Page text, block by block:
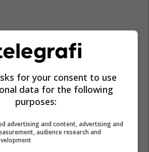
for your consent to use
data for the following
purposes:
advertising and content, advertising and
audience research and